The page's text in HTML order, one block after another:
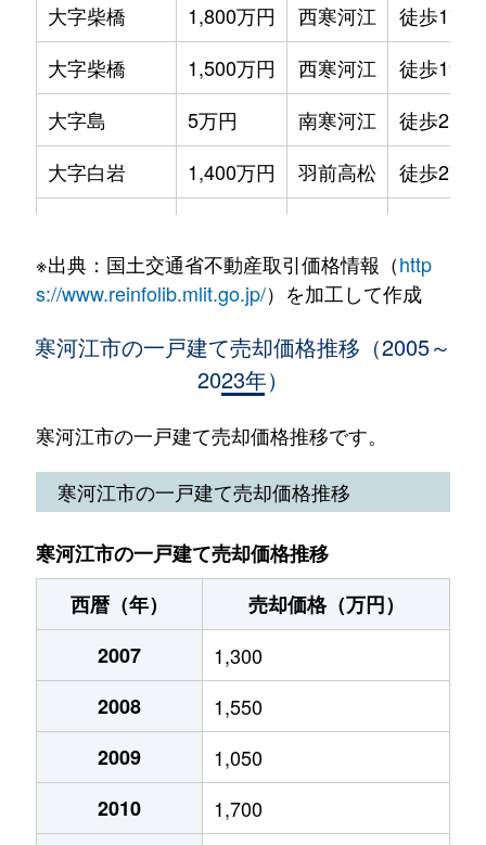
大字柴橋
1,800万円 西寒河江
徒歩17分
大字柴橋
1,500万円 西寒河江
徒歩19分
大字島
5万円 南寒河江
徒歩21分
大字白岩
1,400万円 羽前高松
徒歩27分
七日町
2,600万円 寒河江
徒歩17分
2,300万円
本町
2,300万円 寒河江
緑町
620万円 西寒河江
大字八鍬
500万円 羽前高松
徒歩9分
八幡町
2,700万円 西寒河江
徒歩4分
（大字なし）
※出典：国土交通省不動産取引価格情報（http
s://www.reinfolib.mlit.go.jp/）を加工して作成
寒河江市の一戸建て売却価格推移（2005～
2023年）
寒河江市の一戸建て売却価格推移です。
寒河江市の一戸建て売却価格推移
寒河江市の一戸建て売却価格推移
西暦（年）
売却価格（万円）
2007
1,300
2008
1,550
2009
1,050
2010
1,700